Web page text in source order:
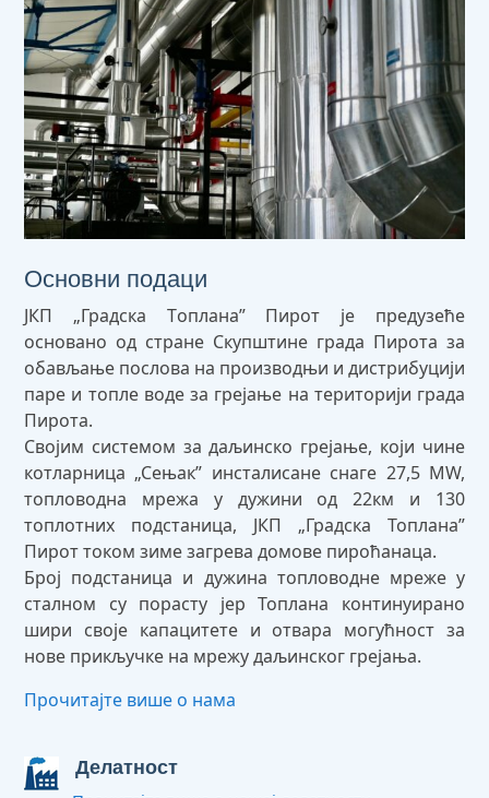
Основни подаци
ЈКП „Градска Tоплана” Пирот је предузеће
основано од стране Скупштине града Пирота за
обављање послова на производњи и дистрибуцији
паре и топле воде за грејање на територији града
Пирота.
Својим системом за даљинско грејање, који чине
котларница „Сењак” инсталисане снаге 27,5 MW,
топловодна мрежа у дужини од 22км и 130
топлотних подстаница, ЈКП „Градска Топлана”
Пирот током зиме загрева домове пироћанаца.
Број подстаница и дужина топловодне мреже у
сталном су порасту јер Топлана континуирано
шири своје капацитете и отвара могућност за
нове прикључке на мрежу даљинског грејања.
Прочитајте више о нама
Делатност